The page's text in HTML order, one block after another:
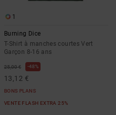
1
Burning Dice
T-Shirt à manches courtes Vert
Garçon 8-16 ans
25,00 € 48%
13,12 €
BONS PLANS
VENTE FLASH EXTRA 25%